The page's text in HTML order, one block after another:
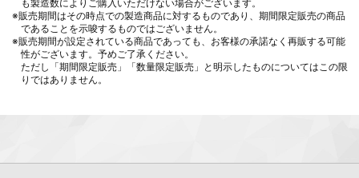
も製造数によりご購入いただけない場合がございます。
※販売期間はその時点での製造商品に対するものであり、期間限定販売の商品
であることを示唆するものではございません。
※販売期間が設定されている商品であっても、お客様の承諾なく再販する可能
性がございます。予めご了承ください。
ただし「期間限定販売」「数量限定販売」と明示したものについてはこの限
りではありません。